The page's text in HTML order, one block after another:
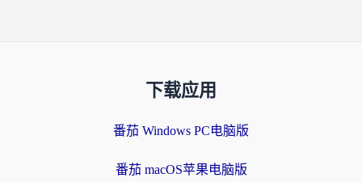
下载应用
番茄 Windows PC电脑版
番茄 macOS苹果电脑版